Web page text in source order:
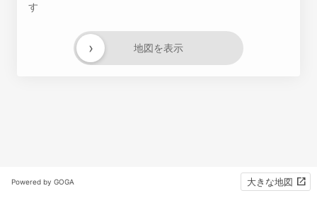
す
地図を表示
›
Powered by GOGA 大きな地図